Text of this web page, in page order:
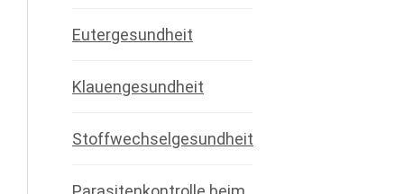
Eutergesundheit
Klauengesundheit
Stoffwechselgesundheit